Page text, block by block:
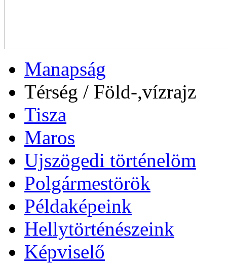
Manapság
Térség / Föld-,vízrajz
Tisza
Maros
Ujszögedi történelöm
Polgármestörök
Példaképeink
Hellytörténészeink
Képviselő